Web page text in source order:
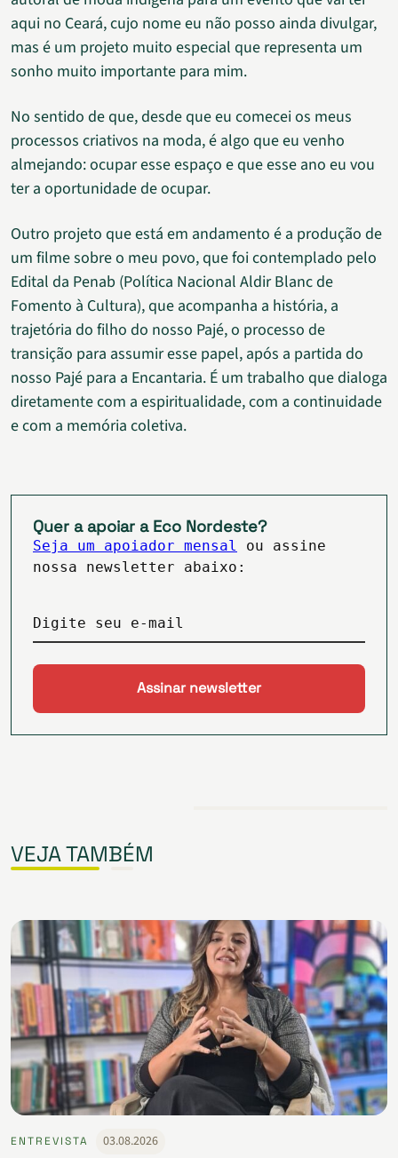
aqui no Ceará, cujo nome eu não posso ainda divulgar,
mas é um projeto muito especial que representa um
sonho muito importante para mim.
No sentido de que, desde que eu comecei os meus
processos criativos na moda, é algo que eu venho
almejando: ocupar esse espaço e que esse ano eu vou
ter a oportunidade de ocupar.
Outro projeto que está em andamento é a produção de
um filme sobre o meu povo, que foi contemplado pelo
Edital da Penab (Política Nacional Aldir Blanc de
Fomento à Cultura), que acompanha a história, a
trajetória do filho do nosso Pajé, o processo de
transição para assumir esse papel, após a partida do
nosso Pajé para a Encantaria. É um trabalho que dialoga
diretamente com a espiritualidade, com a continuidade
e com a memória coletiva.
Quer a apoiar a Eco Nordeste?
Seja um apoiador mensal
ou assine
nossa newsletter abaixo:
Digite seu e-mail
VEJA TAMBÉM
ENTREVISTA 03.08.2026